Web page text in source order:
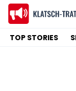
TOP STORIES